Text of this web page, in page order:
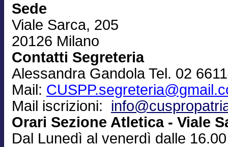
Sede
Viale Sarca, 205
20126 Milano
Contatti Segreteria
Alessandra Gandola Tel. 02
Mail:
Mail iscrizioni:
Orari Sezione Atletica - Viale
Dal Lunedì al venerdì dalle